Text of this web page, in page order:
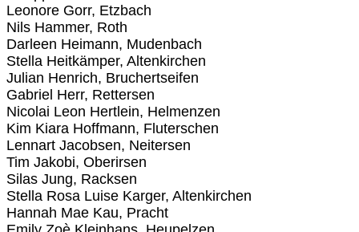
Leonore Gorr, Etzbach
Nils Hammer, Roth
Darleen Heimann, Mudenbach
Stella Heitkämper, Altenkirchen
Julian Henrich, Bruchertseifen
Gabriel Herr, Rettersen
Nicolai Leon Hertlein, Helmenzen
Kim Kiara Hoffmann, Fluterschen
Lennart Jacobsen, Neitersen
Tim Jakobi, Oberirsen
Silas Jung, Racksen
Stella Rosa Luise Karger, Altenkirchen
Hannah Mae Kau, Pracht